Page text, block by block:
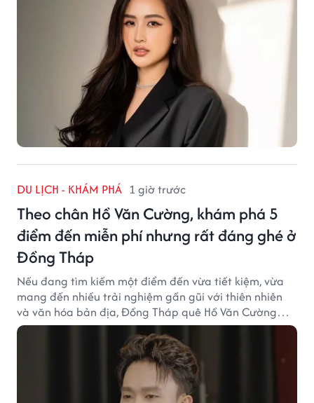
DU LỊCH - KHÁM PHÁ 1 giờ trước
Theo chân Hồ Văn Cường, khám phá 5
điểm đến miễn phí nhưng rất đáng ghé ở
Đồng Tháp
Nếu đang tìm kiếm một điểm đến vừa tiết kiệm, vừa
mang đến nhiều trải nghiệm gần gũi với thiên nhiên
và văn hóa bản địa, Đồng Tháp quê Hồ Văn Cường
chắc chắn là lựa chọn đáng cân nhắc.